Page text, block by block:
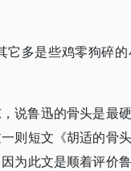
多是些鸡零狗碎的
鲁迅的骨头是最硬
则短文《胡适的骨
为此文是顺着评价